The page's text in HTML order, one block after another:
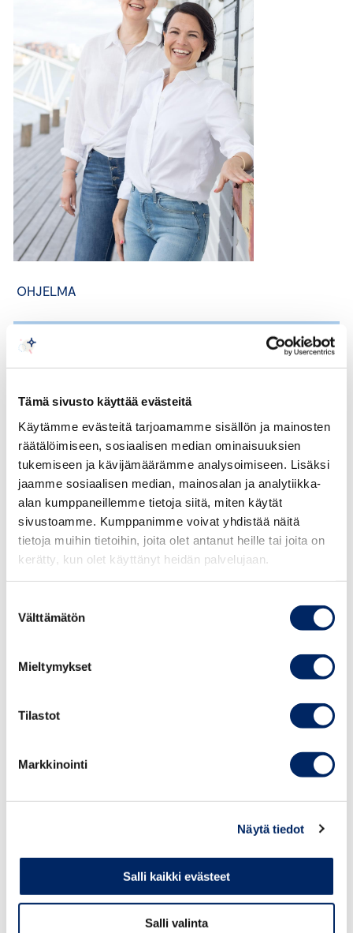
Tämä sivusto käyttää evästeitä
Käytämme evästeitä tarjoamamme sisällön ja mainosten
räätälöimiseen, sosiaalisen median ominaisuuksien
tukemiseen ja kävijämäärämme analysoimiseen. Lisäksi
jaamme sosiaalisen median, mainosalan ja analytiikka-
alan kumppaneillemme tietoja siitä, miten käytät
sivustoamme. Kumppanimme voivat yhdistää näitä
tietoja muihin tietoihin, joita olet antanut heille tai joita on
kerätty, kun olet käyttänyt heidän palvelujaan.
valinta
Välttämätön
Mieltymykset
Tilastot
Markkinointi
Näytä tiedot
Salli kaikki evästeet
Salli valinta
OHJELMA
Jakso 1: Yhteys ja suunta
20.8.2026 klo 11.30 – 16.30
Miten rakennan luottamusta ja johdan
merkityksellisyyttä?
• Itsetuntemus ja arvopohjainen johtaminen
• Luottamuksen rakentaminen arjen
vuorovaikutuksessa
• Suunnan ja tavoitteiden kirkastaminen
• Psykologinen turvallisuus johtamisen perustana
Valmennus alkaa lounaalla ja päättyy yhteiseen
otteella
Miten johdan haastavia tilanteita rakentavasti ja
säilytän rauhan paineessa?
• Valmentavan johtamisen ydintaidot